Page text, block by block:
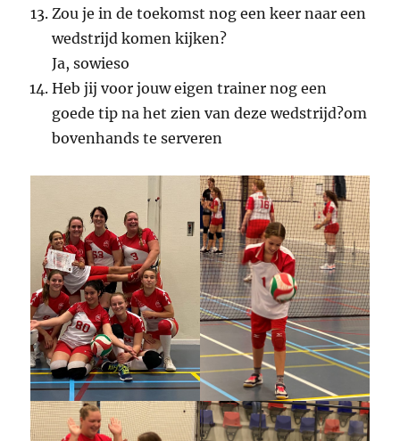
Zou je in de toekomst nog een keer naar een
wedstrijd komen kijken?
Ja, sowieso
Heb jij voor jouw eigen trainer nog een
goede tip na het zien van deze wedstrijd?om
bovenhands te serveren